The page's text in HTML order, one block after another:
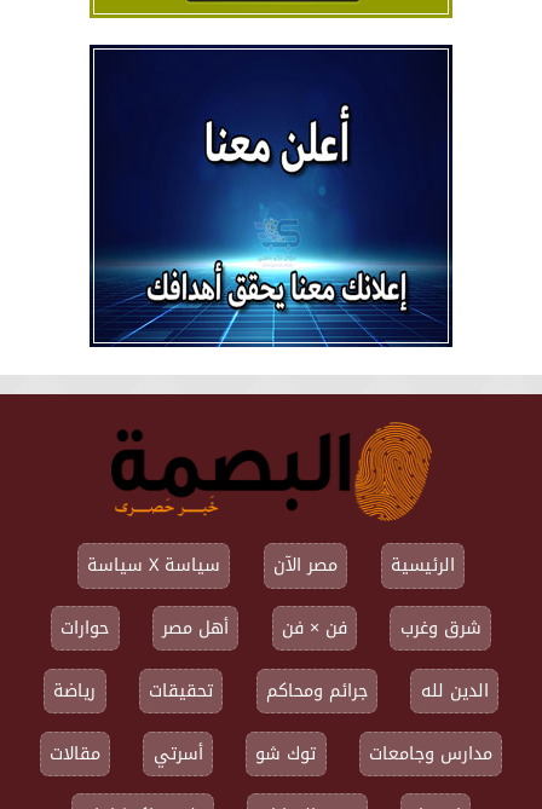
الرئيسية مصر الآن
سياسة X سياسة
شرق وغرب
فن × فن أهل مصر
حوارات
الدين لله
جرائم ومحاكم تحقيقات
رياضة
مدارس وجامعات
توك شو أسرتي
مقالات